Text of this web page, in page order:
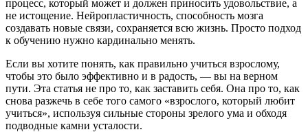
процесс, который может и должен приносить удовольствие, а
не истощение. Нейропластичность, способность мозга
создавать новые связи, сохраняется всю жизнь. Просто подход
к обучению нужно кардинально менять.
Если вы хотите понять, как правильно учиться взрослому,
чтобы это было эффективно и в радость, — вы на верном
пути. Эта статья не про то, как заставить себя. Она про то, как
снова разжечь в себе того самого «взрослого, который любит
учиться», используя сильные стороны зрелого ума и обходя
подводные камни усталости.